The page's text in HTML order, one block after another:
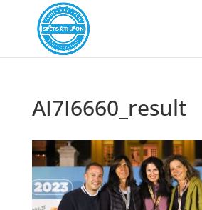
AI7I6660_result